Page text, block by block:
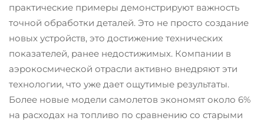
практические примеры демонстрируют важность
точной обработки деталей. Это не просто создание
новых устройств, это достижение технических
показателей, ранее недостижимых. Компании в
аэрокосмической отрасли активно внедряют эти
технологии, что уже дает ощутимые результаты.
Более новые модели самолетов экономят около 6%
на расходах на топливо по сравнению со старыми